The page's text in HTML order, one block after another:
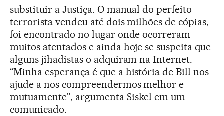
substituir a Justiça. O manual do perfeito
terrorista vendeu até dois milhões de cópias,
foi encontrado no lugar onde ocorreram
muitos atentados e ainda hoje se suspeita que
alguns jihadistas o adquiram na Internet.
“Minha esperança é que a história de Bill nos
ajude a nos compreendermos melhor e
mutuamente”, argumenta Siskel em um
comunicado.